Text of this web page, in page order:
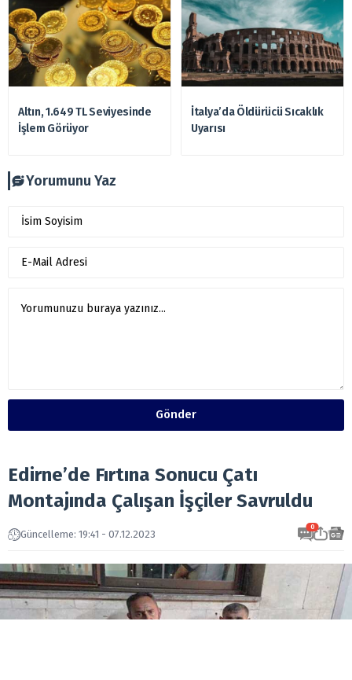
Altın, 1.649 TL Seviyesinde
İşlem Görüyor
İtalya’da Öldürücü Sıcaklık
Uyarısı
Yorumunu Yaz
Gönder
Edirne’de Fırtına Sonucu Çatı
Montajında Çalışan İşçiler Savruldu
Güncelleme: 19:41 - 07.12.2023
0